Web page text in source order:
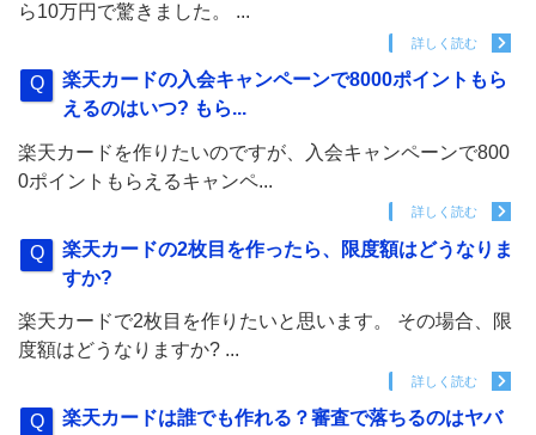
ら10万円で驚きました。 ...
詳しく読む
楽天カードの入会キャンペーンで8000ポイントもら
えるのはいつ? もら...
楽天カードを作りたいのですが、入会キャンペーンで800
0ポイントもらえるキャンペ...
詳しく読む
楽天カードの2枚目を作ったら、限度額はどうなりま
すか?
楽天カードで2枚目を作りたいと思います。 その場合、限
度額はどうなりますか? ...
詳しく読む
楽天カードは誰でも作れる？審査で落ちるのはヤバ